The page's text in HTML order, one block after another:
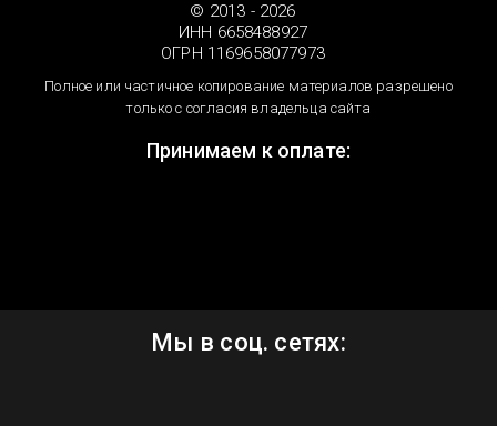
© 2013 - 2026
ИНН 6658488927
ОГРН 1169658077973
Полное или частичное копирование материалов разрешено
только с согласия владельца сайта
Принимаем к оплате:
Мы в соц. сетях: